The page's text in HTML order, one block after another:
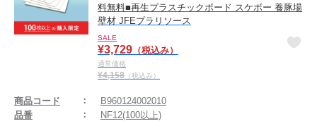
料無料■再生プラスチックボード スケボー 養豚場
壁材 JFEプラリソース
SALE
¥3,729 （税込み）
通常価格
¥4,158 （税込み）
商品コード
B960124002010
品番
NF12(100以上)